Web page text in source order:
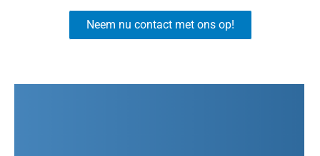
Neem nu contact met ons op!